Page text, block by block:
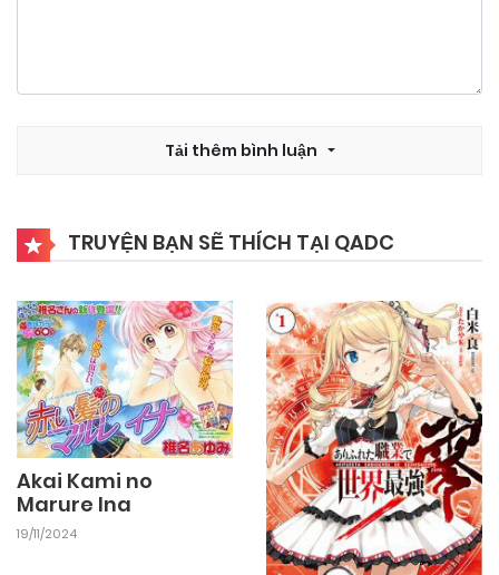
Tải thêm bình luận
TRUYỆN BẠN SẼ THÍCH TẠI QADC
Akai Kami no
Marure Ina
19/11/2024